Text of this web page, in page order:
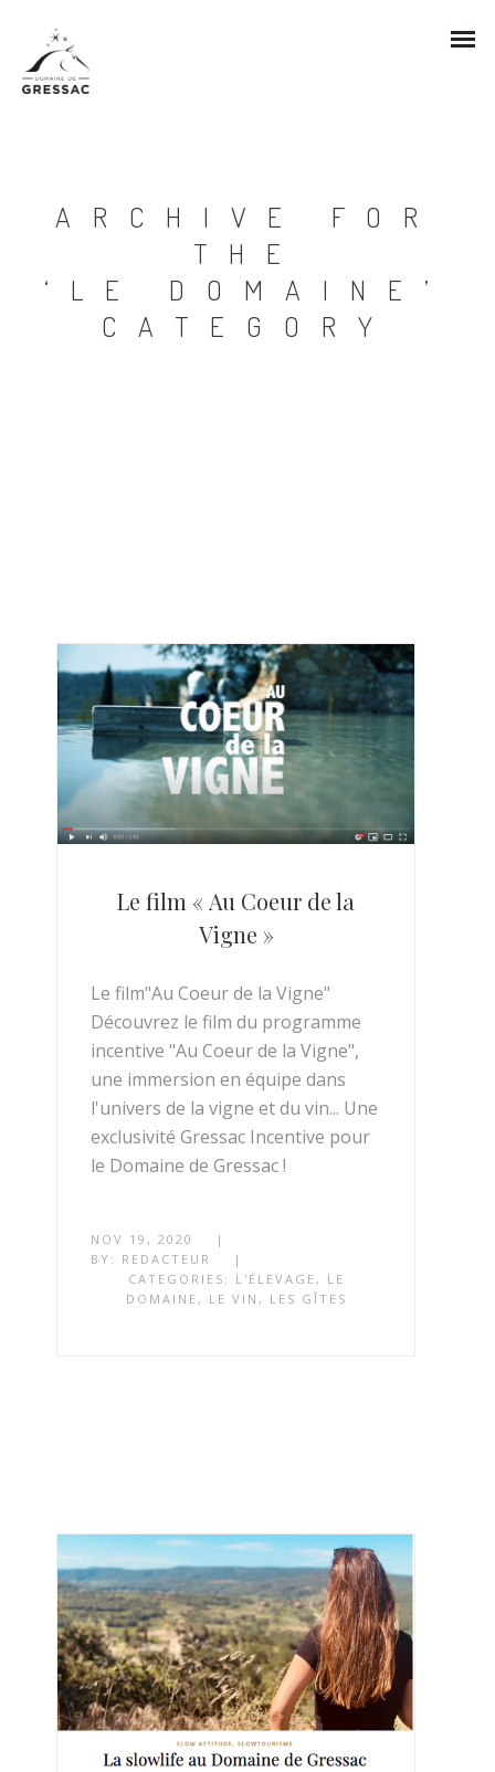
ARCHIVE FOR
THE
‘LE DOMAINE’
CATEGORY
Le film « Au Coeur de la
Vigne »
Le film"Au Coeur de la Vigne"
Découvrez le film du programme
incentive "Au Coeur de la Vigne",
une immersion en équipe dans
l'univers de la vigne et du vin... Une
exclusivité Gressac Incentive pour
le Domaine de Gressac !
NOV 19, 2020
|
BY: REDACTEUR
|
CATEGORIES: L'ÉLEVAGE , LE
DOMAINE , LE VIN , LES GÎTES